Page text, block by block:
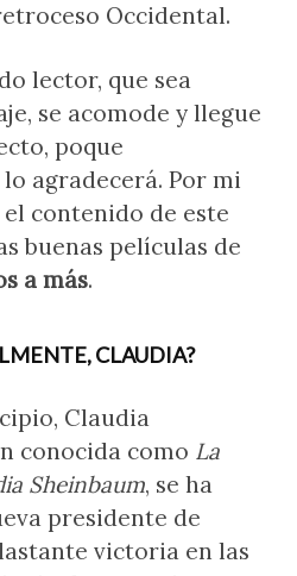
Occidental.
lector, que sea
se acomode y llegue
poque
agradecerá. Por mi
contenido de este
buenas películas de
a más.
CLAUDIA?
Claudia
conocida como La
Sheinbaum, se ha
presidente de
victoria en las